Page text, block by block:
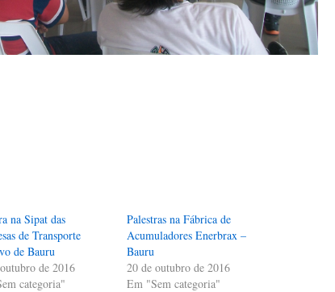
na Sipat das
de Transporte
de Bauru
de 2016
categoria"
Palestras na Fábrica de
Acumuladores Enerbrax –
Bauru
20 de outubro de 2016
Em "Sem categoria"